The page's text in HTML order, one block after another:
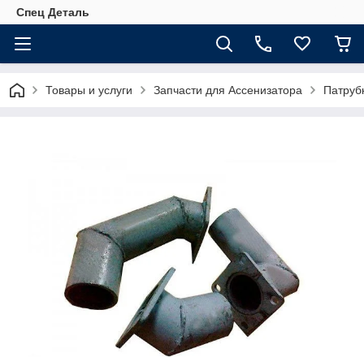
Спец Деталь
Товары и услуги Запчасти для Ассенизатора